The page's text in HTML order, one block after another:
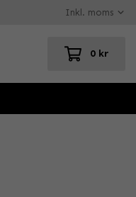
0 kr